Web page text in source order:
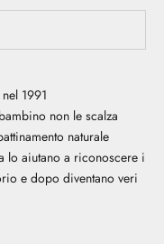
1991
non le scalza
naturale
lo aiutano a riconoscere i
e dopo diventano veri